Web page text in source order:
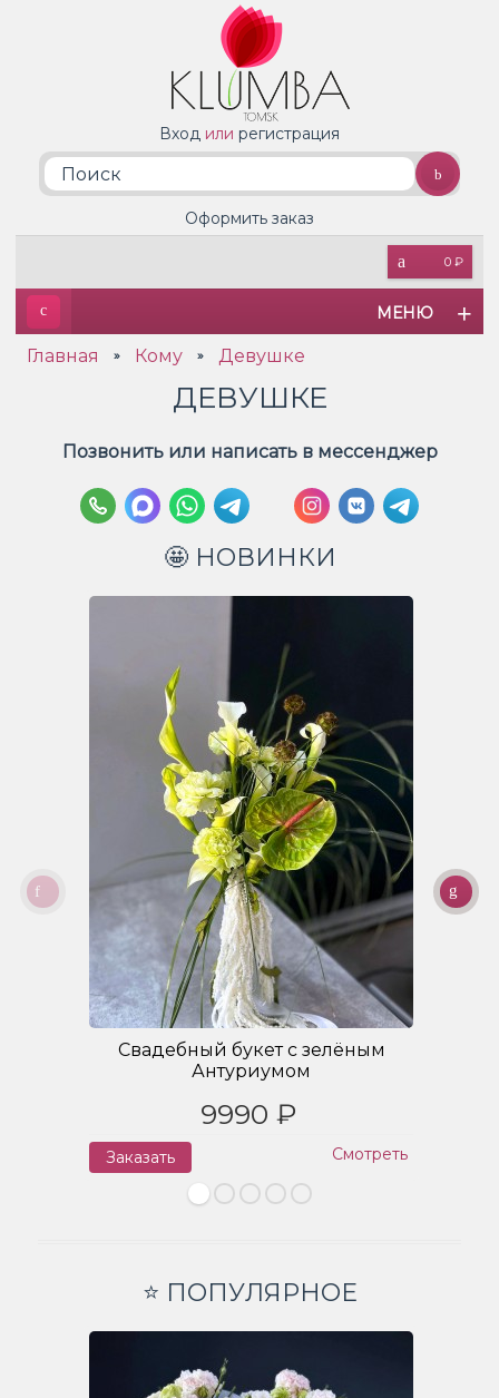
Вход или регистрация
0 ₽
Оформить заказ
МЕНЮ
Главная » Кому » Девушке
ДЕВУШКЕ
Позвонить или написать в мессенджер
🤩 НОВИНКИ
Свадебный букет с зелёным
Антуриумом
9990 ₽
Заказать Смотреть
⭐ ПОПУЛЯРНОЕ